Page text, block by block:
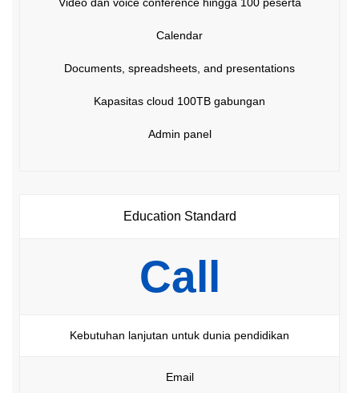
Calendar
Documents, spreadsheets, and presentations
Kapasitas cloud 100TB gabungan
Admin panel
Education Standard
Call
Kebutuhan lanjutan untuk dunia pendidikan
Email